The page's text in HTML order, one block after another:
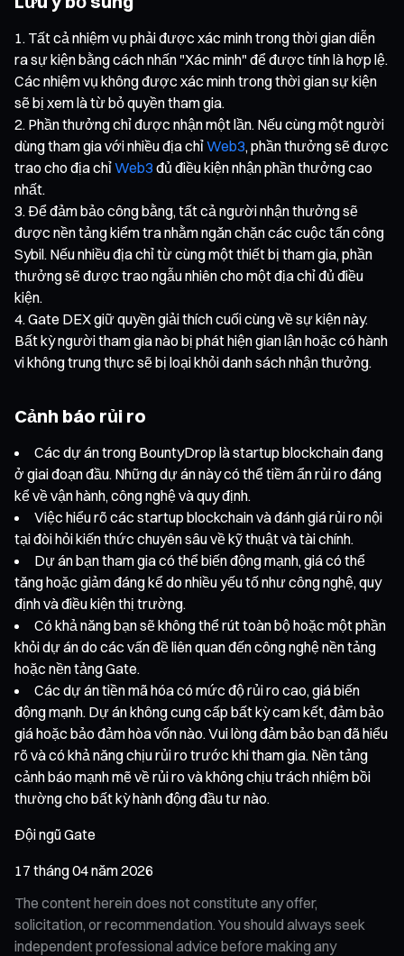
Tất cả nhiệm vụ phải được xác minh trong thời gian diễn
ra sự kiện bằng cách nhấn "Xác minh" để được tính là hợp lệ.
Các nhiệm vụ không được xác minh trong thời gian sự kiện
sẽ bị xem là từ bỏ quyền tham gia.
Phần thưởng chỉ được nhận một lần. Nếu cùng một người
dùng tham gia với nhiều địa chỉWeb3, phần thưởng sẽ được
trao cho địa chỉWeb3 đủ điều kiện nhận phần thưởng cao
nhất.
Để đảm bảo công bằng, tất cả người nhận thưởng sẽ
được nền tảng kiểm tra nhằm ngăn chặn các cuộc tấn công
Sybil. Nếu nhiều địa chỉ từ cùng một thiết bị tham gia, phần
thưởng sẽ được trao ngẫu nhiên cho một địa chỉ đủ điều
kiện.
Gate DEX giữ quyền giải thích cuối cùng về sự kiện này.
Bất kỳ người tham gia nào bị phát hiện gian lận hoặc có hành
vi không trung thực sẽ bị loại khỏi danh sách nhận thưởng.
Cảnh báo rủi ro
Các dự án trong BountyDrop là startup blockchain đang
ở giai đoạn đầu. Những dự án này có thể tiềm ẩn rủi ro đáng
kể về vận hành, công nghệ và quy định.
Việc hiểu rõ các startup blockchain và đánh giá rủi ro nội
tại đòi hỏi kiến thức chuyên sâu về kỹ thuật và tài chính.
Dự án bạn tham gia có thể biến động mạnh, giá có thể
tăng hoặc giảm đáng kể do nhiều yếu tố như công nghệ, quy
định và điều kiện thị trường.
Có khả năng bạn sẽ không thể rút toàn bộ hoặc một phần
khỏi dự án do các vấn đề liên quan đến công nghệ nền tảng
hoặc nền tảng Gate.
Các dự án tiền mã hóa có mức độ rủi ro cao, giá biến
động mạnh. Dự án không cung cấp bất kỳ cam kết, đảm bảo
giá hoặc bảo đảm hòa vốn nào. Vui lòng đảm bảo bạn đã hiểu
rõ và có khả năng chịu rủi ro trước khi tham gia. Nền tảng
cảnh báo mạnh mẽ về rủi ro và không chịu trách nhiệm bồi
thường cho bất kỳ hành động đầu tư nào.
Đội ngũ Gate
17 tháng 04 năm 2026
The content herein does not constitute any offer,
solicitation, or recommendation. You should always seek
independent professional advice before making any